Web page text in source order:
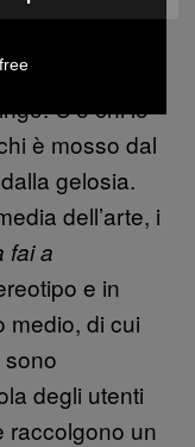
gli sposi
sesso
C’è chi lo
è mosso dal
gelosia.
dell’arte, i
fai a
e in
medio, di cui
degli utenti
raccolgono un